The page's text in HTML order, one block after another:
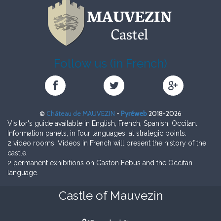
Follow us (in French)
Château
sur
Facebook
Château
sur
Twitter
Château
Google+
© Château de MAUVEZIN - Pyréweb2018-2026
Visitor's guide available in English, French, Spanish, Occitan.
Information panels, in four languages, at strategic points.
2 video rooms. Videos in French will present the history of the
castle.
2 permanent exhibitions on Gaston Febus and the Occitan
language.
Castle of Mauvezin